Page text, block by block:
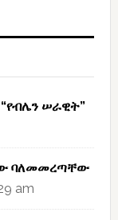
ሠራዊት”
ባለመመረጣቸው
am